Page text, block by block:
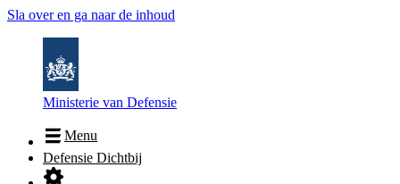
Sla over en ga naar de inhoud
Ministerie van Defensie
Menu
Defensie Dichtbij